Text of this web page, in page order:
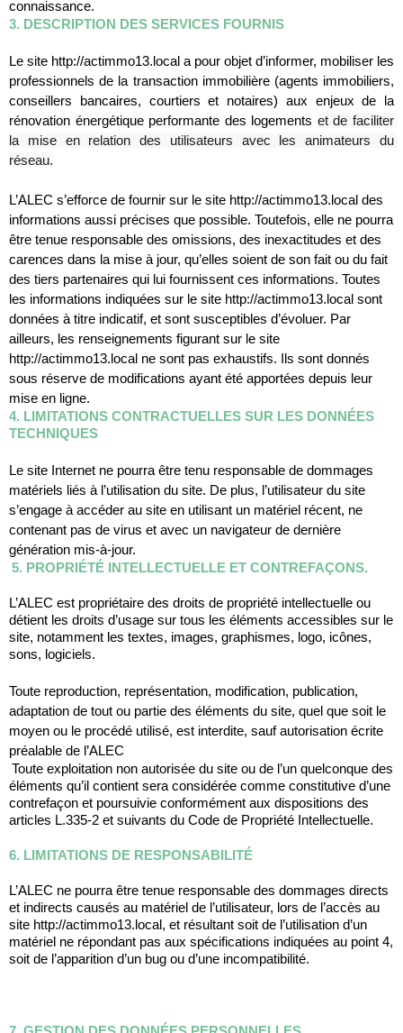
connaissance.
3. DESCRIPTION DES SERVICES FOURNIS
Le site http://actimmo13.local a pour objet d’informer, mobiliser les
professionnels de la transaction immobilière (agents immobiliers,
conseillers bancaires, courtiers et notaires) aux enjeux de la
rénovation énergétique performante des logements et de faciliter
la mise en relation des utilisateurs avec les animateurs du
réseau.
L’ALEC s’efforce de fournir sur le site http://actimmo13.local des
informations aussi précises que possible. Toutefois, elle ne pourra
être tenue responsable des omissions, des inexactitudes et des
carences dans la mise à jour, qu’elles soient de son fait ou du fait
des tiers partenaires qui lui fournissent ces informations. Toutes
les informations indiquées sur le site http://actimmo13.local sont
données à titre indicatif, et sont susceptibles d’évoluer. Par
ailleurs, les renseignements figurant sur le site
http://actimmo13.local ne sont pas exhaustifs. Ils sont donnés
sous réserve de modifications ayant été apportées depuis leur
mise en ligne.
4. LIMITATIONS CONTRACTUELLES SUR LES DONNÉES
TECHNIQUES
Le site Internet ne pourra être tenu responsable de dommages
matériels liés à l’utilisation du site. De plus, l’utilisateur du site
s’engage à accéder au site en utilisant un matériel récent, ne
contenant pas de virus et avec un navigateur de dernière
génération mis-à-jour.
5. PROPRIÉTÉ INTELLECTUELLE ET CONTREFAÇONS.
L’ALEC est propriétaire des droits de propriété intellectuelle ou
détient les droits d’usage sur tous les éléments accessibles sur le
site, notamment les textes, images, graphismes, logo, icônes,
sons, logiciels.
Toute reproduction, représentation, modification, publication,
adaptation de tout ou partie des éléments du site, quel que soit le
moyen ou le procédé utilisé, est interdite, sauf autorisation écrite
préalable de l’ALEC
Toute exploitation non autorisée du site ou de l’un quelconque des
éléments qu’il contient sera considérée comme constitutive d’une
contrefaçon et poursuivie conformément aux dispositions des
articles L.335-2 et suivants du Code de Propriété Intellectuelle.
6. LIMITATIONS DE RESPONSABILITÉ
L’ALEC ne pourra être tenue responsable des dommages directs
et indirects causés au matériel de l’utilisateur, lors de l’accès au
site http://actimmo13.local, et résultant soit de l’utilisation d’un
matériel ne répondant pas aux spécifications indiquées au point 4,
soit de l’apparition d’un bug ou d’une incompatibilité.